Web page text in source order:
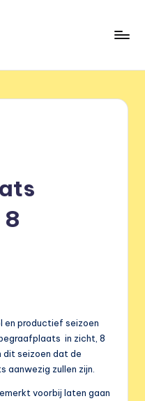
en productief seizoen
in zicht, 8
dit seizoen dat de
aanwezig zullen zijn.
voorbij laten gaan